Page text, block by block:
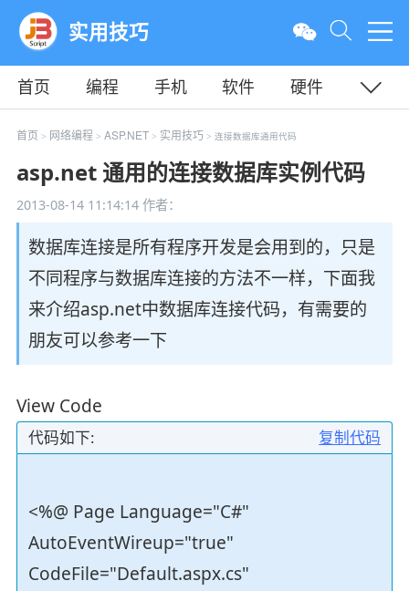
实用技巧
首页 编程 手机 软件
硬件
教程
平面 服务器
首页 > 网络编程 > ASP.NET > 实用技巧 > 连接数据库通用代码
asp.net 通用的连接数据库实例代码
2013-08-14 11:14:14作者：
数据库连接是所有程序开发是会用到的，只是
不同程序与数据库连接的方法不一样，下面我
来介绍asp.net中数据库连接代码，有需要的
朋友可以参考一下
View Code
复制代码
代码如下:
<%@ Page Language="C#"
AutoEventWireup="true"
CodeFile="Default.aspx.cs"